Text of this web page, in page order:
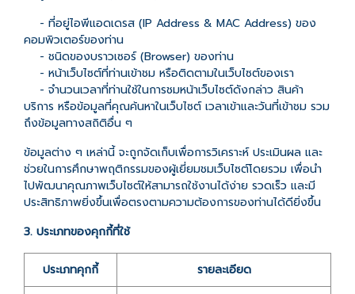
- ที่อยู่ไอพีแอดเดรส (IP Address & MAC Address) ของ
คอมพิวเตอร์ของท่าน
- ชนิดของบราวเซอร์ (Browser) ของท่าน
- หน้าเว็บไซต์ที่ท่านเข้าชม หรือติดตามในเว็บไซต์ของเรา
- จำนวนเวลาที่ท่านใช้ในการชมหน้าเว็บไซต์ดังกล่าว สินค้า
บริการ หรือข้อมูลที่คุณค้นหาในเว็บไซต์ เวลาเข้าและวันที่เข้าชม รวม
ถึงข้อมูลทางสถิติอื่น ๆ
ข้อมูลต่าง ๆ เหล่านี้ จะถูกจัดเก็บเพื่อการวิเคราะห์ ประเมินผล และ
ช่วยในการศึกษาพฤติกรรมของผู้เยี่ยมชมเว็บไซต์โดยรวม เพื่อนำ
ไปพัฒนาคุณภาพเว็บไซต์ให้สามารถใช้งานได้ง่าย รวดเร็ว และมี
ประสิทธิภาพยิ่งขึ้นเพื่อตรงตามความต้องการของท่านได้ดียิ่งขึ้น
3. ประเภทของคุกกี้ที่ใช้
ประเภทคุกกี้ รายละเอียด